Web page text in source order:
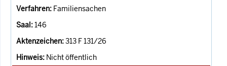
Familiensachen
146
313 F 131/26
Nicht öffentlich